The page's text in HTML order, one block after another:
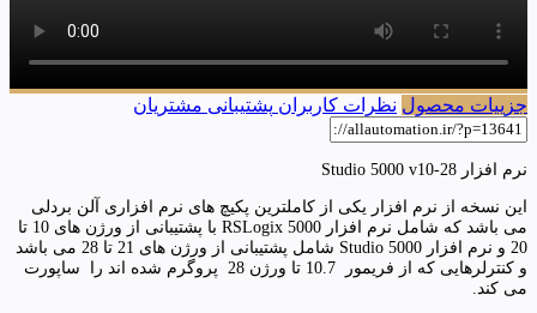
جزییات محصول نظرات کاربران پشتیبانی مشتریان
نرم افزار Studio 5000 v10-28
این نسخه از نرم افزار یکی از کاملترین پکیچ های نرم افزاری آلن بردلی
می باشد که شامل نرم افزار RSLogix 5000 با پشتیبانی از ورژن های 10 تا
20 و نرم افزار Studio 5000 شامل پشتیبانی از ورژن های 21 تا 28 می باشد
و کنترلرهایی که از فریمور 10.7 تا ورژن 28 پروگرم شده اند را ساپورت
می کند.